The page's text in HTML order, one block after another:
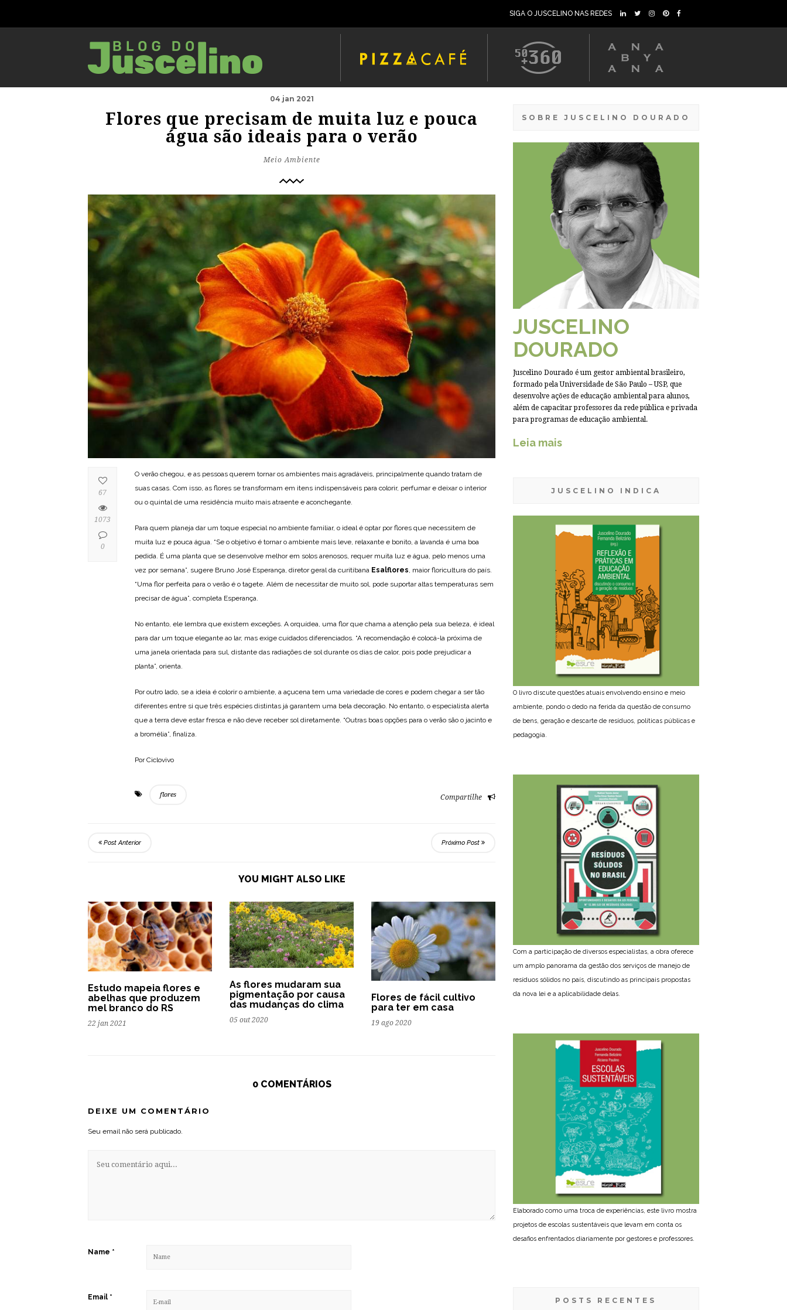
SIGA O JUSCELINO NAS REDES
04 jan 2021
Flores que precisam de muita luz e pouca
água são ideais para o verão
Meio Ambiente
O verão chegou, e as pessoas querem tornar os ambientes mais agradáveis, principalmente quando tratam de
suas casas. Com isso, as flores se transformam em itens indispensáveis para colorir, perfumar e deixar o interior
ou o quintal de uma residência muito mais atraente e aconchegante.
Para quem planeja dar um toque especial no ambiente familiar, o ideal é optar por flores que necessitem de
muita luz e pouca água. “Se o objetivo é tornar o ambiente mais leve, relaxante e bonito, a lavanda é uma boa
pedida. É uma planta que se desenvolve melhor em solos arenosos, requer muita luz e água, pelo menos uma
vez por semana”, sugere Bruno José Esperança, diretor geral da curitibana Esalflores , maior floricultura do país.
“Uma flor perfeita para o verão é o tagete. Além de necessitar de muito sol, pode suportar altas temperaturas sem
precisar de água”, completa Esperança.
No entanto, ele lembra que existem exceções. A orquídea, uma flor que chama a atenção pela sua beleza, é ideal
para dar um toque elegante ao lar, mas exige cuidados diferenciados. “A recomendação é colocá-la próxima de
uma janela orientada para sul, distante das radiações de sol durante os dias de calor, pois pode prejudicar a
planta”, orienta.
Por outro lado, se a ideia é colorir o ambiente, a açucena tem uma variedade de cores e podem chegar a ser tão
diferentes entre si que três espécies distintas já garantem uma bela decoração. No entanto, o especialista alerta
que a terra deve estar fresca e não deve receber sol diretamente. “Outras boas opções para o verão são o jacinto e
a bromélia”, finaliza.
Por Ciclovivo
flores Compartilhe
67
1073
0
Post Anterior Próximo Post
YOU MIGHT ALSO LIKE
Estudo mapeia flores e
abelhas que produzem
mel branco do RS
22 jan 2021
As flores mudaram sua
pigmentação por causa
das mudanças do clima
05 out 2020
Flores de fácil cultivo
para ter em casa
19 ago 2020
0 COMENTÁRIOS
DEIXE UM COMENTÁRIO
Seu email não será publicado.
Name *
Email *
SOBRE JUSCELINO DOURADO
JUSCELINO
DOURADO
Juscelino Dourado é um gestor ambiental brasileiro,
formado pela Universidade de São Paulo – USP, que
desenvolve ações de educação ambiental para alunos,
além de capacitar professores da rede pública e privada
para programas de educação ambiental.
Leia mais
JUSCELINO INDICA
O livro discute questões atuais envolvendo ensino e meio
ambiente, pondo o dedo na ferida da questão de consumo
de bens, geração e descarte de resíduos, políticas públicas e
pedagogia.
Com a participação de diversos especialistas, a obra oferece
um amplo panorama da gestão dos serviços de manejo de
resíduos sólidos no país, discutindo as principais propostas
da nova lei e a aplicabilidade delas.
Elaborado como uma troca de experiências, este livro mostra
projetos de escolas sustentáveis que levam em conta os
desafios enfrentados diariamente por gestores e professores.
POSTS RECENTES